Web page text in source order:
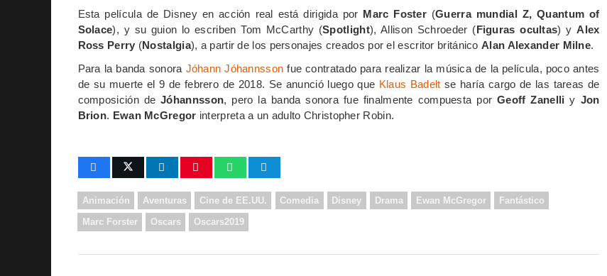
Esta película de Disney en acción real está dirigida por Marc Foster (Guerra mundial Z, Quantum of
Solace), y su guion lo escriben Tom McCarthy (Spotlight), Allison Schroeder (Figuras ocultas) yAlex
Ross Perry (Nostalgia), a partir de los personajes creados por el escritor británicoAlan Alexander Milne.
Para la banda sonora Jóhann Jóhannsson fue contratado para realizar la música de la película, poco antes
de su muerte el 9 de febrero de 2018. Se anunció luego que Klaus Badelt se haría cargo de las tareas de
composición deJóhannsson, pero la banda sonora fue finalmente compuesta porGeoff Zanelli y Jon
Brion. Ewan McGregor interpreta a un adulto Christopher Robin.
Animación Aventuras Cine de EE.UU. Comedia Disney Drama Ewan McGregor Fantástico
Marc Forster Oscars Oscars2019